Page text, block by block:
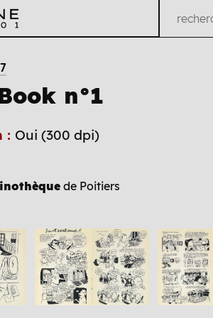
n°1
: Oui (300 dpi)
de Poitiers